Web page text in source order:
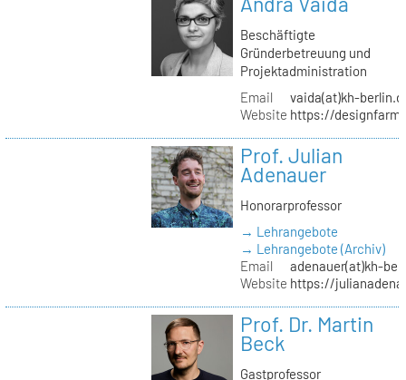
Beschäftigte
Gründerbetreuung und
Projektadministration
Email
vaida(at)kh-
Website https://
Prof. Julian
Adenauer
Honorarprofessor
→ Lehrangebote
→ Lehrangebote (Archiv)
Email
adenauer(at)kh-
Website https://
Prof. Dr. Martin
Beck
Gastprofessor